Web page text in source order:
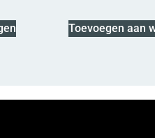
Toevoegen aan